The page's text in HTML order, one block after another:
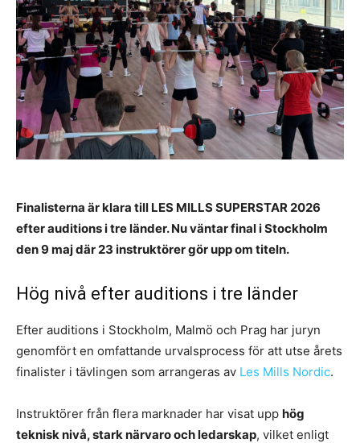
Finalisterna är klara till LES MILLS SUPERSTAR 2026
efter auditions i tre länder. Nu väntar final i Stockholm
den 9 maj där 23 instruktörer gör upp om titeln.
Hög nivå efter auditions i tre länder
Efter auditions i Stockholm, Malmö och Prag har juryn
genomfört en omfattande urvalsprocess för att utse årets
finalister i tävlingen som arrangeras av Les Mills Nordic.
Instruktörer från flera marknader har visat upp hög
teknisk nivå, stark närvaro och ledarskap, vilket enligt